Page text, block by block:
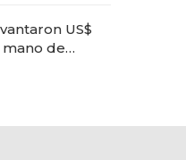
experiencias
US$
de